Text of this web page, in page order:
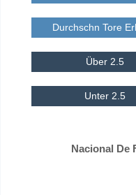
Durchschn Tore
Über 2.5
Unter 2.5
Nacional De